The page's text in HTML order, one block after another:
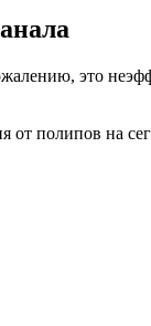
это
полипов на